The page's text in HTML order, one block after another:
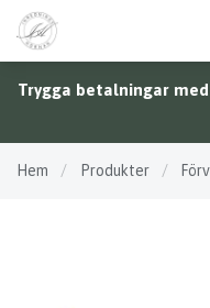
Trygga betalningar
Hem / Produkter /